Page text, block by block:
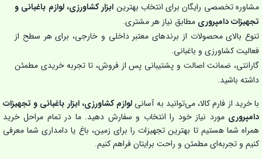
مشاوره تخصصی رایگان برای انتخاب بهترین ابزار کشاورزی، لوازم باغبانی و
تجهیزات دامپروری مطابق نیاز هر مشتری.
تنوع بالای محصولات از برندهای معتبر داخلی و خارجی، برای هر سطح از
فعالیت کشاورزی و باغبانی.
گارانتی، ضمانت اصالت و پشتیبانی پس از فروش، تا تجربه خریدی مطمئن
داشته باشید.
با خرید از فارم کالا، می‌توانید به آسانی لوازم کشاورزی، ابزار باغبانی و تجهیزات
دامپروری مورد نیاز خود را انتخاب و سفارش دهید. ما در تمام مراحل خرید
همراه شما هستیم تا بهترین تجهیزات را برای زمین، باغ یا دامداری شما معرفی
کنیم و تجربه‌ای مطمئن و راحت برایتان فراهم کنیم.